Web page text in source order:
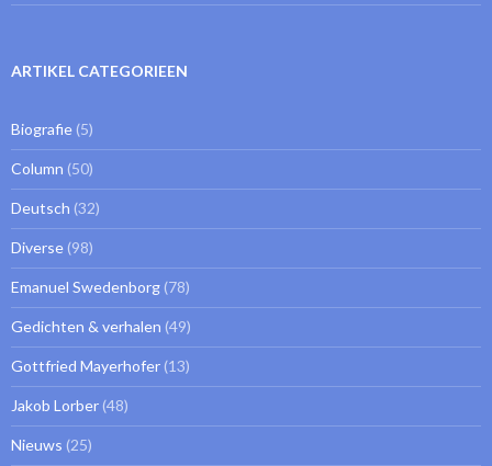
ARTIKEL CATEGORIEEN
Biografie (5)
Column (50)
Deutsch (32)
Diverse (98)
Emanuel Swedenborg (78)
Gedichten & verhalen (49)
Gottfried Mayerhofer (13)
Jakob Lorber (48)
Nieuws (25)